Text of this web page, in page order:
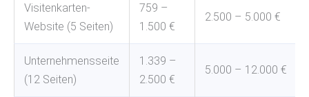
Visitenkarten-
Website (5 Seiten)
759 –
1.500 €
2.500 – 5.000 €
Unternehmensseite
(12 Seiten)
1.339 –
2.500 €
5.000 – 12.000 €